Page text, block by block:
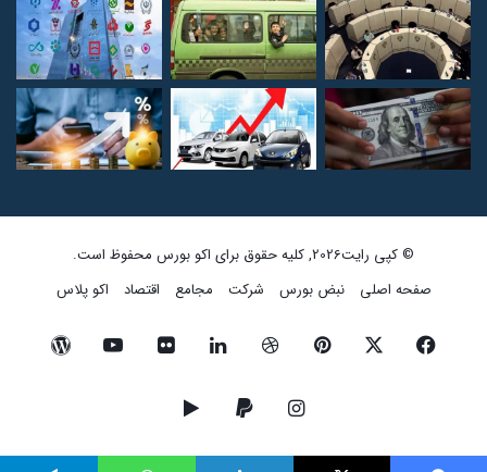
© کپی رایت2026, کلیه حقوق برای اکو بورس محفوظ است.
صفحه اصلی
نبض بورس شرکت مجامع اقتصاد اکو پلاس
فیسبوک ایکس پینتریستدریبببل لینکداین تصاویر
یوتیوب
اینستاگرامپی‌پال
پلی